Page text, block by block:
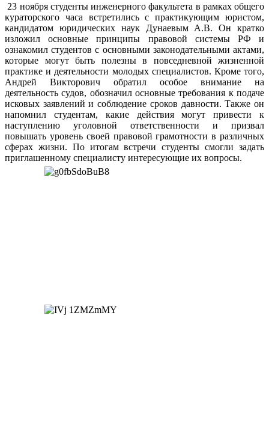
23 ноября студенты инженерного факультета в рамках общего
кураторского часа встретились с практикующим юристом,
кандидатом юридических наук Дунаевым А.В. Он кратко
изложил основные принципы правовой системы РФ и
ознакомил студентов с основными законодательными актами,
которые могут быть полезны в повседневной жизненной
практике и деятельности молодых специалистов. Кроме того,
Андрей Викторович обратил особое внимание на
деятельность судов, обозначил основные требования к подаче
исковых заявлений и соблюдение сроков давности. Также он
напомнил студентам, какие действия могут привести к
наступлению уголовной ответственности и призвал
повышать уровень своей правовой грамотности в различных
сферах жизни. По итогам встречи студенты смогли задать
приглашенному специалисту интересующие их вопросы.